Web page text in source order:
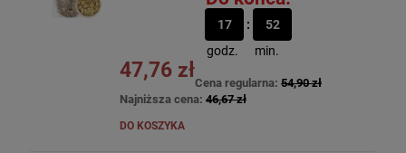
17
godz.
52
min.
47,76 zł
Cena regularna: 54,90 zł
Najniższa cena: 46,67 zł
DO KOSZYKA